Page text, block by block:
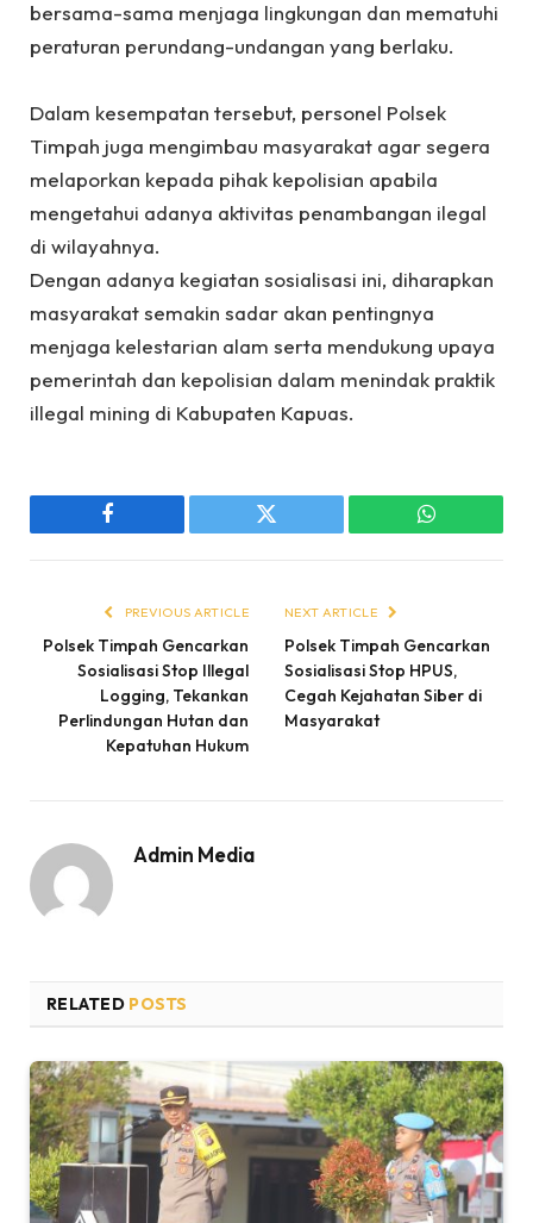
bersama-sama menjaga lingkungan dan mematuhi
peraturan perundang-undangan yang berlaku.
‎Dalam kesempatan tersebut, personel Polsek
Timpah juga mengimbau masyarakat agar segera
melaporkan kepada pihak kepolisian apabila
mengetahui adanya aktivitas penambangan ilegal
di wilayahnya.
‎Dengan adanya kegiatan sosialisasi ini, diharapkan
masyarakat semakin sadar akan pentingnya
menjaga kelestarian alam serta mendukung upaya
pemerintah dan kepolisian dalam menindak praktik
illegal mining di Kabupaten Kapuas.
Facebook Twitter WhatsApp
PREVIOUS ARTICLE
Polsek Timpah Gencarkan
Sosialisasi Stop Illegal
Logging, Tekankan
Perlindungan Hutan dan
Kepatuhan Hukum
NEXT ARTICLE
Polsek Timpah Gencarkan
Sosialisasi Stop HPUS,
Cegah Kejahatan Siber di
Masyarakat
Admin Media
RELATED POSTS